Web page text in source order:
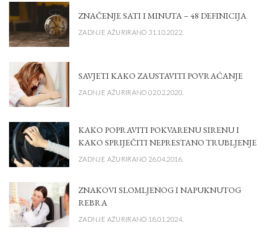
ZNAČENJE SATI I MINUTA – 48 DEFINICIJA
ZADNJE AŽURIRANO 31.10.2022.
SAVJETI KAKO ZAUSTAVITI POVRAĆANJE
ZADNJE AŽURIRANO 02.02.2020.
KAKO POPRAVITI POKVARENU SIRENU I
KAKO SPRIJEČITI NEPRESTANO TRUBLJENJE
ZADNJE AŽURIRANO 26.04.2016.
ZNAKOVI SLOMLJENOG I NAPUKNUTOG
REBRA
ZADNJE AŽURIRANO 18.01.2024.